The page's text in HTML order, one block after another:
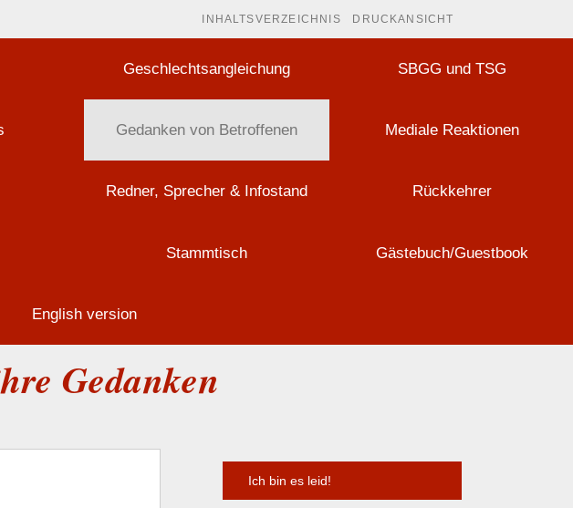
INHALTSVERZEICHNIS DRUCKANSICHT
Geschlechtsangleichung SBGG und TSG
Gedanken von Betroffenen Mediale Reaktionen
Redner, Sprecher & Infostand Rückkehrer
Stammtisch Gästebuch/Guestbook
English version
Gedanken
Ich bin es leid!